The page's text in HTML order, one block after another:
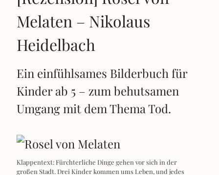
Melaten – Nikolaus
Heidelbach
Ein einfühlsames Bilderbuch für
Kinder ab 5 – zum behutsamen
Umgang mit dem Thema Tod.
Klappentext: Fürchterliche Dinge gehen vor sich in der
großen Stadt. Drei Kinder kommen ums Leben, und jedes